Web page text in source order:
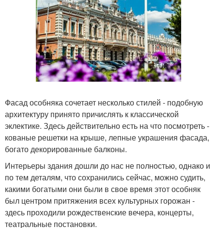
Фасад особняка сочетает несколько стилей - подобную
архитектуру принято причислять к классической
эклектике. Здесь действительно есть на что посмотреть -
кованые решетки на крыше, лепные украшения фасада,
богато декорированные балконы.
Интерьеры здания дошли до нас не полностью, однако и
по тем деталям, что сохранились сейчас, можно судить,
какими богатыми они были в свое время этот особняк
был центром притяжения всех культурных горожан -
здесь проходили рождественские вечера, концерты,
театральные постановки.